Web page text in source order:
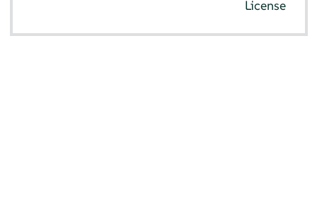
License